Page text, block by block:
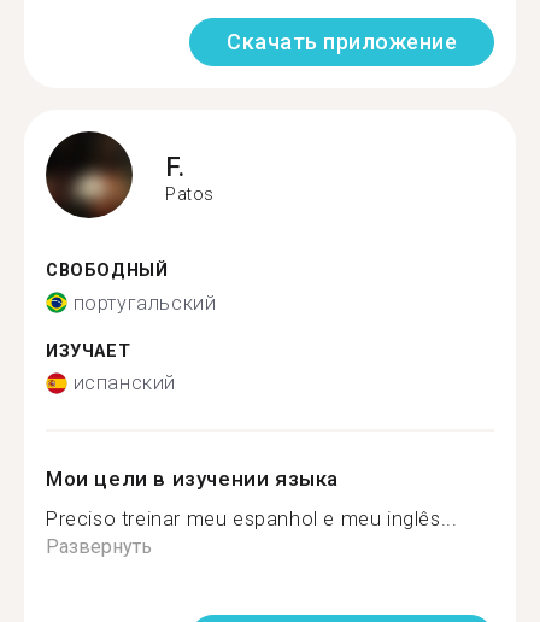
Скачать приложение
F.
Patos
СВОБОДНЫЙ
португальский
ИЗУЧАЕТ
испанский
Мои цели в изучении языка
Preciso treinar meu espanhol e meu inglês...
Развернуть